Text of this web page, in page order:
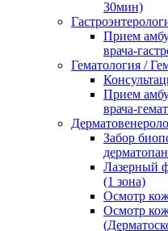
30мин)
Прием
врача-
Гематология /
Прием
врача-
Забор
Лазерный
(1 зона)
Осмотр
Осмотр